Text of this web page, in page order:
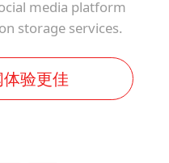
media platform
storage services.
验更佳